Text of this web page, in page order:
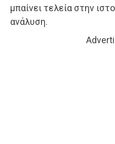
μπαίνει τελεία στην
ανάλυση.